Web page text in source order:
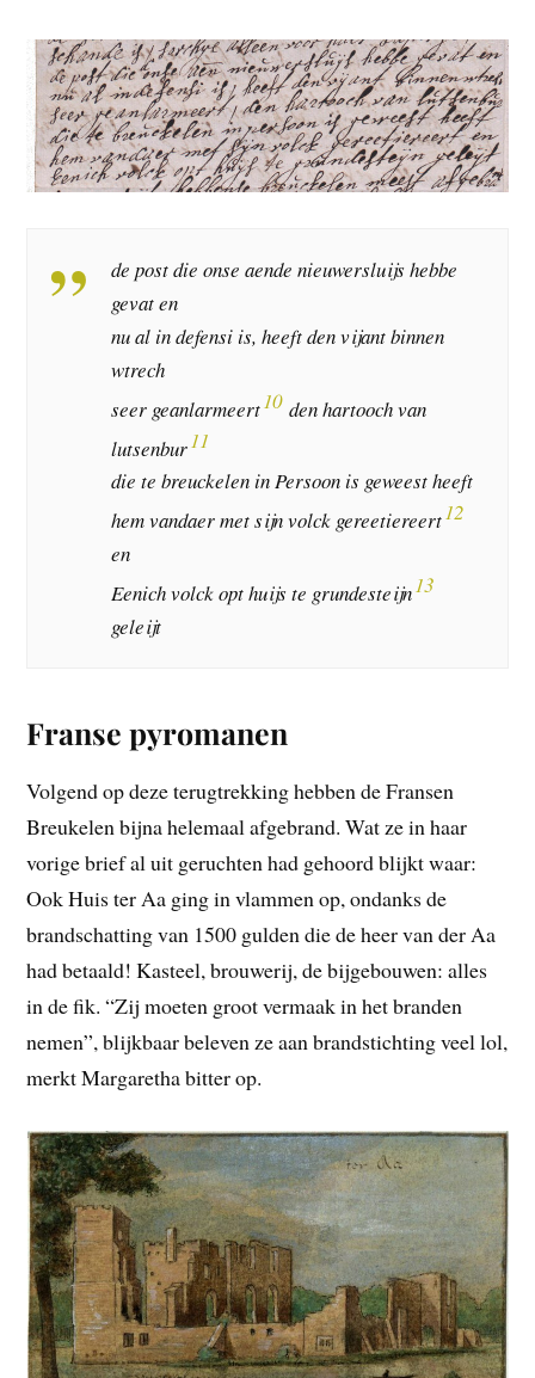
de post die onse aende nieuwersluijs hebbe
gevat en
nu al in defensi is, heeft den vijant binnen
wtrech
seer geanlarmeert10 den hartooch van
lutsenbur11
die te breuckelen in Persoon is geweest heeft
hem vandaer met sijn volck gereetiereert12
en
Eenich volck opt huijs te grundesteijn13
geleijt
Franse pyromanen
Volgend op deze terugtrekking hebben de Fransen
Breukelen bijna helemaal afgebrand. Wat ze in haar
vorige brief al uit geruchten had gehoord blijkt waar:
Ook Huis ter Aa ging in vlammen op, ondanks de
brandschatting van 1500 gulden die de heer van der Aa
had betaald! Kasteel, brouwerij, de bijgebouwen: alles
in de fik. “Zij moeten groot vermaak in het branden
nemen”, blijkbaar beleven ze aan brandstichting veel lol,
merkt Margaretha bitter op.